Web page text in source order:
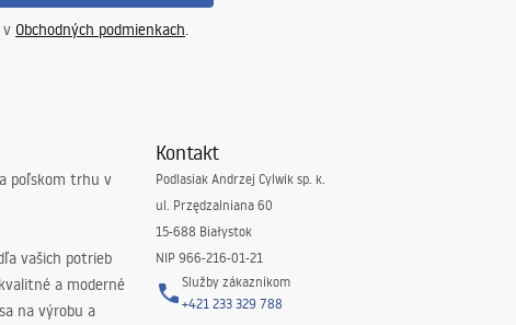
v Obchodných podmienkach.
poľskom trhu v
vašich potrieb
a moderné
na výrobu a
Kontakt
Podlasiak Andrzej Cylwik sp. k.
ul. Przędzalniana 60
15-688 Białystok
NIP 966-216-01-21
Služby zákazníkom
+421 233 329 788